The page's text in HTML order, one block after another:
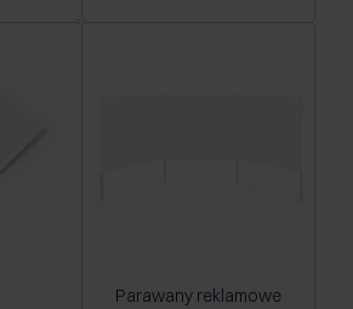
Parawany reklamowe